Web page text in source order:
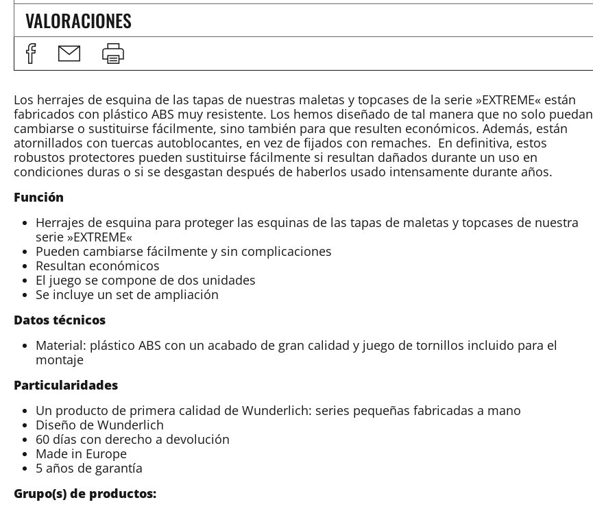
VALORACIONES
Los herrajes de esquina de las tapas de nuestras maletas y topcases de la serie »EXTREME« están
fabricados con plástico ABS muy resistente. Los hemos diseñado de tal manera que no solo puedan
cambiarse o sustituirse fácilmente, sino también para que resulten económicos. Además, están
atornillados con tuercas autoblocantes, en vez de fijados con remaches. En definitiva, estos
robustos protectores pueden sustituirse fácilmente si resultan dañados durante un uso en
condiciones duras o si se desgastan después de haberlos usado intensamente durante años.
Función
Herrajes de esquina para proteger las esquinas de las tapas de maletas y topcases de nuestra
serie »EXTREME«
Pueden cambiarse fácilmente y sin complicaciones
Resultan económicos
El juego se compone de dos unidades
Se incluye un set de ampliación
Datos técnicos
Material: plástico ABS con un acabado de gran calidad y juego de tornillos incluido para el
montaje
Particularidades
Un producto de primera calidad de Wunderlich: series pequeñas fabricadas a mano
Diseño de Wunderlich
60 días con derecho a devolución
Made in Europe
5 años de garantía
Grupo(s) de productos: